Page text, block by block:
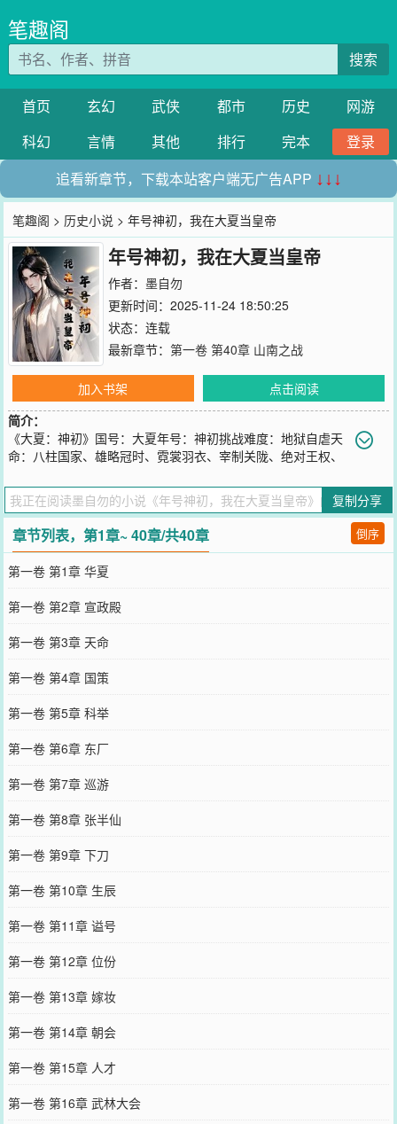
笔趣阁
搜索
首页 玄幻 武侠 都市 历史
网游
科幻
言情 其他 排行 完本
登录
追看新章节，下载本站客户端无广告APP ↓↓↓
笔趣阁 > 历史小说 > 年号神初，我在大夏当皇帝
年号神初，我在大夏当皇帝
作者： 墨自勿
更新时间：2025-11-24 18:50:25
状态：连载
最新章节： 第一卷 第40章 山南之战
加入书架
点击阅读
简介：
《大夏：神初》国号：大夏年号：神初挑战难度：地狱自虐天
命：八柱国家、雄略冠时、霓裳羽衣、宰制关陇、绝对王权、
兰容若美人：柳如是、董小宛、卞玉京、寇白门、李香君、陈圆圆、
卢雨蝉、顾衡波……玩游戏，哪知穿越了！面对地狱自虐局势，不出
意外，失败了。也就是失败之后，他重生到了穿越开始时。这一次，
他要将前世所经历的遗憾全部弥补……
您要是觉得《
年号神初，我在大夏当皇帝
您QQ群和微博微信里的朋友推荐哦！
复制分享
章节列表，第1章~ 40章/共40章 倒序
第一卷 第1章 华夏
第一卷 第2章 宣政殿
第一卷 第3章 天命
第一卷 第4章 国策
第一卷 第5章 科举
第一卷 第6章 东厂
第一卷 第7章 巡游
第一卷 第8章 张半仙
第一卷 第9章 下刀
第一卷 第10章 生辰
第一卷 第11章 谥号
第一卷 第12章 位份
第一卷 第13章 嫁妆
第一卷 第14章 朝会
第一卷 第15章 人才
第一卷 第16章 武林大会